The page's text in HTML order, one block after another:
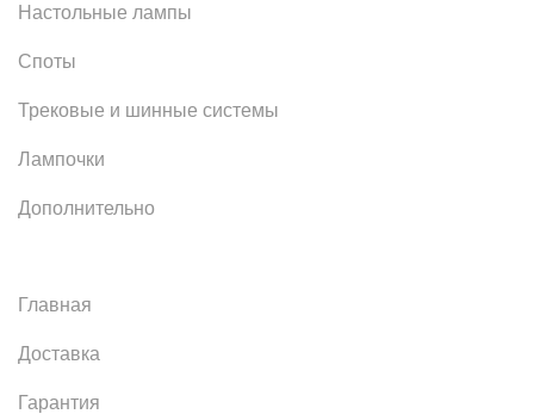
Настольные лампы
Споты
Трековые и шинные системы
Лампочки
Дополнительно
Главная
Доставка
Гарантия